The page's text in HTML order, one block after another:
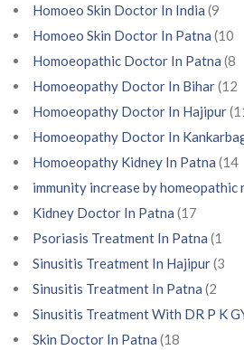
Homoeo Skin Doctor In India (9
Homoeo Skin Doctor In Patna (10
Homoeopathic Doctor In Patna (8
Homoeopathy Doctor In Bihar(12
Homoeopathy Doctor In Hajipur
Homoeopathy Doctor In
Homoeopathy Kidney In Patna (14
immunity increase by homeopathic
Kidney Doctor In Patna (17
Psoriasis Treatment In Patna (1
Sinusitis Treatment In Hajipur(3
Sinusitis Treatment In Patna (2
Sinusitis Treatment With DR P K
Skin Doctor In Patna (18